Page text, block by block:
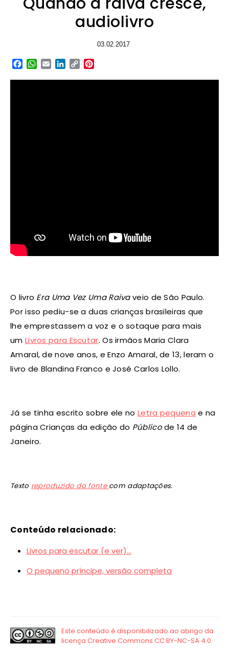
audiolivro
03.02.2017
Facebook
WhatsApp
EmailLinkedIn
Copy
O livro Era Uma Vez Uma Raivaveio de São Paulo.
Por isso pediu-se a duas crianças brasileiras que
lhe emprestassem a voz e o sotaque para mais
um Livros para Escutar. Os irmãosMaria Clara
Amaral, de nove anos, eEnzo Amaral, de 13, leram o
livro de Blandina Franco e José Carlos Lollo.
Já se tinha escrito sobre ele no Letra pequena e na
página Crianças da edição do Públicode 14 de
Janeiro.
Texto reproduzido da fonte com adaptações.
Conteúdo relacionado:
Livros para escutar (e ver)…
O pequeno príncipe, versão completa